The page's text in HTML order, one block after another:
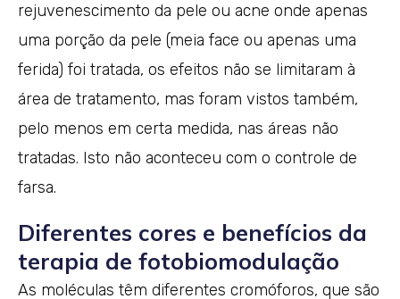
rejuvenescimento da pele ou acne onde apenas
uma porção da pele (meia face ou apenas uma
ferida) foi tratada, os efeitos não se limitaram à
área de tratamento, mas foram vistos também,
pelo menos em certa medida, nas áreas não
tratadas. Isto não aconteceu com o controle de
farsa.
Diferentes cores e benefícios da
terapia de fotobiomodulação
As moléculas têm diferentes cromóforos, que são